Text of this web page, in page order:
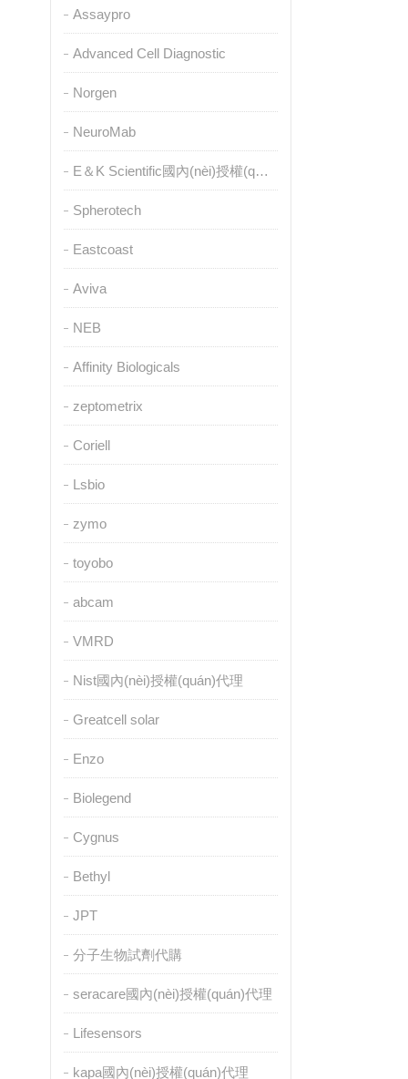
Assaypro
Advanced Cell Diagnostic
Norgen
NeuroMab
E＆K Scientific國內(nèi)授權(quán)代理
Spherotech
Eastcoast
Aviva
NEB
Affinity Biologicals
zeptometrix
Coriell
Lsbio
zymo
toyobo
abcam
VMRD
Nist國內(nèi)授權(quán)代理
Greatcell solar
Enzo
Biolegend
Cygnus
Bethyl
JPT
分子生物試劑代購
seracare國內(nèi)授權(quán)代理
Lifesensors
kapa國內(nèi)授權(quán)代理